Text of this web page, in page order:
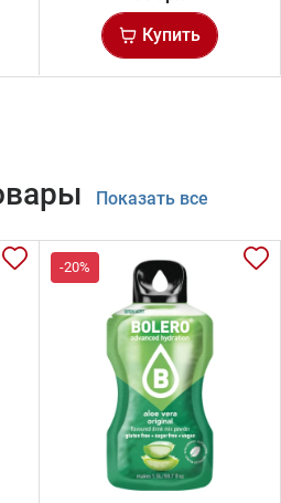
Купить
Показать все
-20%